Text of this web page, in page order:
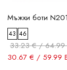
Мъжки боти
43 46
33.23 € / 64.99
30.67 € / 59.99